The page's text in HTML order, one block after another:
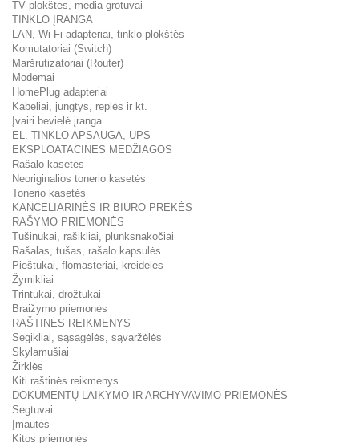
TV plokštės, media grotuvai
TINKLO ĮRANGA
LAN, Wi-Fi adapteriai, tinklo plokštės
Komutatoriai (Switch)
Maršrutizatoriai (Router)
Modemai
HomePlug adapteriai
Kabeliai, jungtys, replės ir kt.
Įvairi bevielė įranga
EL. TINKLO APSAUGA, UPS
EKSPLOATACINĖS MEDŽIAGOS
Rašalo kasetės
Neoriginalios tonerio kasetės
Tonerio kasetės
KANCELIARINĖS IR BIURO PREKĖS
RAŠYMO PRIEMONĖS
Tušinukai, rašikliai, plunksnakočiai
Rašalas, tušas, rašalo kapsulės
Pieštukai, flomasteriai, kreidelės
Žymikliai
Trintukai, drožtukai
Braižymo priemonės
RAŠTINĖS REIKMENYS
Segikliai, sąsagėlės, sąvaržėlės
Skylamušiai
Žirklės
Kiti raštinės reikmenys
DOKUMENTŲ LAIKYMO IR ARCHYVAVIMO PRIEMONĖS
Segtuvai
Įmautės
Kitos priemonės